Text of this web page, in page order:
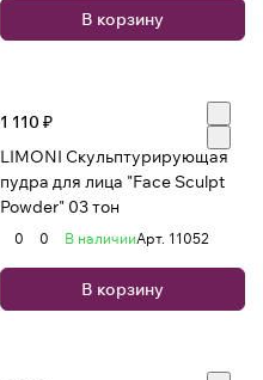
В корзину
1 110 ₽
LIMONI Скульптурирующая
пудра для лица "Face Sculpt
Powder" 03 тон
0 0 В наличииАрт. 11052
В корзину